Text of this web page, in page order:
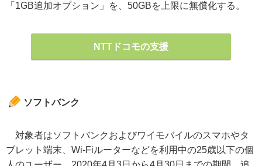
「1GB追加オプション」を、50GBを上限に無償化する。
NTTドコモの支援
ソフトバンク
対象者はソフトバンクおよびワイモバイルのスマホやタ
ブレット端末、Wi-Fiルーターなどを利用中の25歳以下の個